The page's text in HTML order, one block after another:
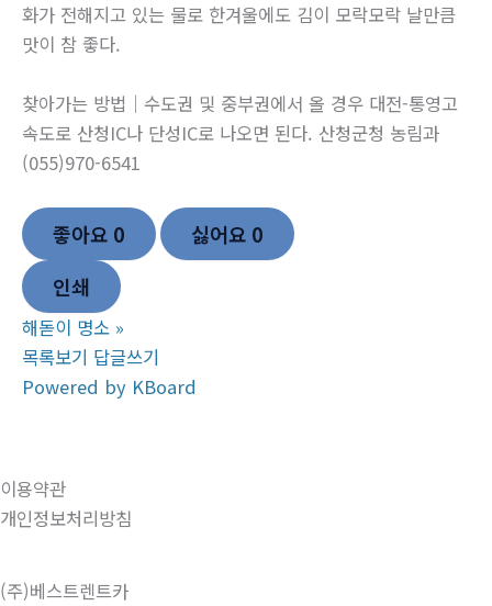
화가 전해지고 있는 물로 한겨울에도 김이 모락모락 날만큼
맛이 참 좋다.
찾아가는 방법｜수도권 및 중부권에서 올 경우 대전-통영고
속도로 산청IC나 단성IC로 나오면 된다. 산청군청 농림과
(055)970-6541
좋아요 0 싫어요 0
인쇄
해돋이 명소 »
목록보기 답글쓰기
Powered by KBoard
이용약관
개인정보처리방침
(주)베스트렌트카